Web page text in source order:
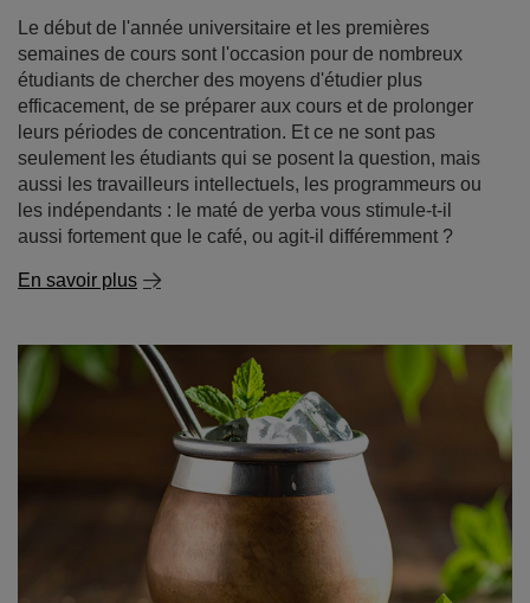
Le début de l'année universitaire et les premières
semaines de cours sont l'occasion pour de nombreux
étudiants de chercher des moyens d'étudier plus
efficacement, de se préparer aux cours et de prolonger
leurs périodes de concentration. Et ce ne sont pas
seulement les étudiants qui se posent la question, mais
aussi les travailleurs intellectuels, les programmeurs ou
les indépendants : le maté de yerba vous stimule-t-il
aussi fortement que le café, ou agit-il différemment ?
En savoir plus